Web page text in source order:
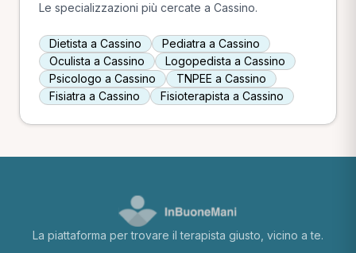
Le specializzazioni più cercate a Cassino.
Dietista a Cassino
Pediatra a Cassino
Oculista a Cassino
Logopedista a Cassino
Psicologo a Cassino
TNPEE a Cassino
Fisiatra a Cassino
Fisioterapista a Cassino
La piattaforma per trovare il terapista giusto, vicino a te.